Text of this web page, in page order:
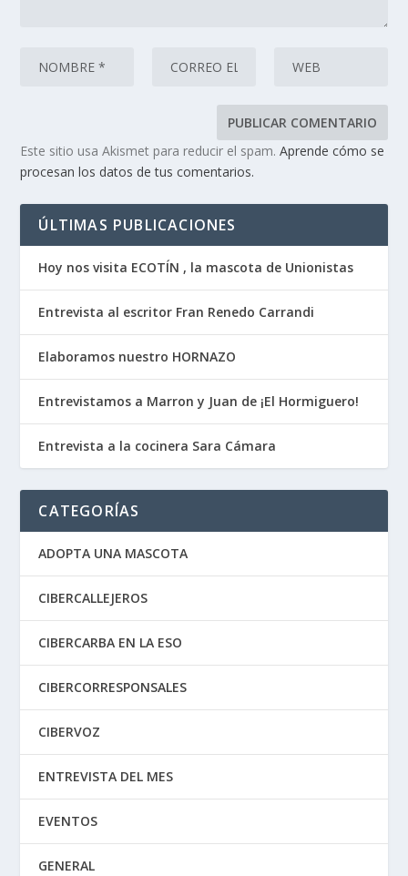
Este sitio usa Akismet para reducir el spam.Aprende cómo se
procesan los datos de tus comentarios.
ÚLTIMAS PUBLICACIONES
Hoy nos visita ECOTÍN , la mascota de Unionistas
Entrevista al escritor Fran Renedo Carrandi
Elaboramos nuestro HORNAZO
Entrevistamos a Marron y Juan de ¡El Hormiguero!
Entrevista a la cocinera Sara Cámara
CATEGORÍAS
ADOPTA UNA MASCOTA
CIBERCALLEJEROS
CIBERCARBA EN LA ESO
CIBERCORRESPONSALES
CIBERVOZ
ENTREVISTA DEL MES
EVENTOS
GENERAL